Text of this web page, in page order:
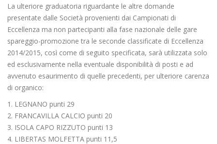
La ulteriore graduatoria riguardante le altre domande
presentate dalle Società provenienti dai Campionati di
Eccellenza ma non partecipanti alla fase nazionale delle gare
spareggio-promozione tra le seconde classificate di Eccellenza
2014/2015, così come di seguito specificata, sarà utilizzata solo
ed esclusivamente nella eventuale disponibilità di posti e ad
avvenuto esaurimento di quelle precedenti, per ulteriore carenza
di organico:
1. LEGNANO punti 29
2. FRANCAVILLA CALCIO punti 20
3. ISOLA CAPO RIZZUTO punti 13
4. LIBERTAS MOLFETTA punti 11,5